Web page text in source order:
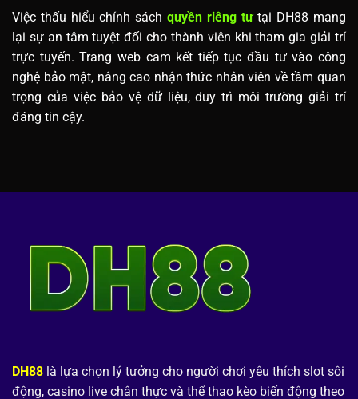
Việc thấu hiểu chính sách quyền riêng tưtại DH88 mang
lại sự an tâm tuyệt đối cho thành viên khi tham gia giải trí
trực tuyến. Trang web cam kết tiếp tục đầu tư vào công
nghệ bảo mật, nâng cao nhận thức nhân viên về tầm quan
trọng của việc bảo vệ dữ liệu, duy trì môi trường giải trí
đáng tin cậy.
DH88 là lựa chọn lý tưởng cho người chơi yêu thích slot sôi
động, casino live chân thực và thể thao kèo biến động theo